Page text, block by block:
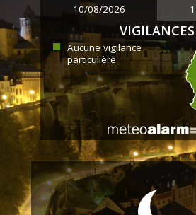
10/08/2026
VIGILANCES
Aucune vigilance
particulière